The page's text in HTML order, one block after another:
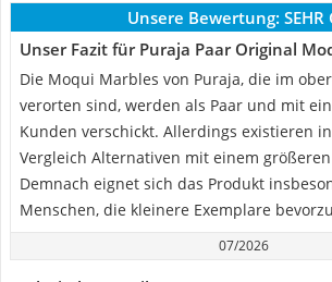
Unsere Bewertung: SEHR
Unser Fazit für Puraja Paar Original
Die Moqui Marbles von Puraja, die im
verorten sind, werden als Paar und mit
Kunden verschickt. Allerdings existieren
Vergleich Alternativen mit einem
Demnach eignet sich das Produkt
Menschen, die kleinere Exemplare
07/2026